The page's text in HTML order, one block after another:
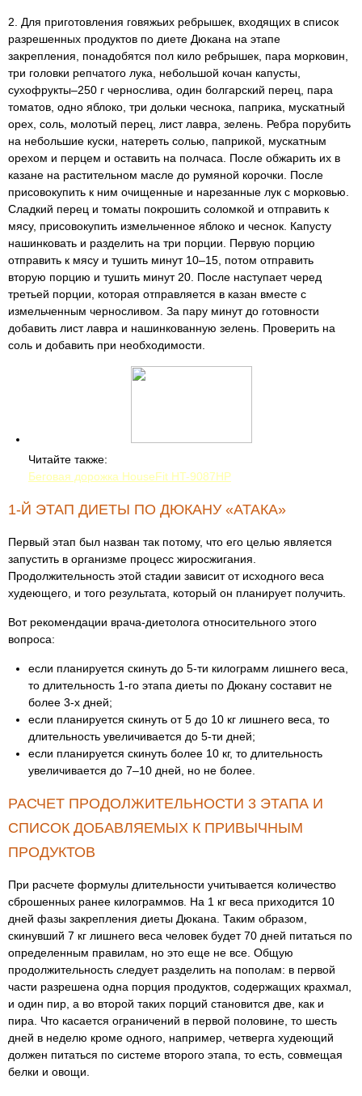
2. Для приготовления говяжьих ребрышек, входящих в список
разрешенных продуктов по диете Дюкана на этапе
закрепления, понадобятся пол кило ребрышек, пара морковин,
три головки репчатого лука, небольшой кочан капусты,
сухофрукты–250 г чернослива, один болгарский перец, пара
томатов, одно яблоко, три дольки чеснока, паприка, мускатный
орех, соль, молотый перец, лист лавра, зелень. Ребра порубить
на небольшие куски, натереть солью, паприкой, мускатным
орехом и перцем и оставить на полчаса. После обжарить их в
казане на растительном масле до румяной корочки. После
присовокупить к ним очищенные и нарезанные лук с морковью.
Сладкий перец и томаты покрошить соломкой и отправить к
мясу, присовокупить измельченное яблоко и чеснок. Капусту
нашинковать и разделить на три порции. Первую порцию
отправить к мясу и тушить минут 10–15, потом отправить
вторую порцию и тушить минут 20. После наступает черед
третьей порции, которая отправляется в казан вместе с
измельченным черносливом. За пару минут до готовности
добавить лист лавра и нашинкованную зелень. Проверить на
соль и добавить при необходимости.
Читайте также:
Беговая дорожка HouseFit HT-9087HP
1-Й ЭТАП ДИЕТЫ ПО ДЮКАНУ «АТАКА»
Первый этап был назван так потому, что его целью является
запустить в организме процесс жиросжигания.
Продолжительность этой стадии зависит от исходного веса
худеющего, и того результата, который он планирует получить.
Вот рекомендации врача-диетолога относительного этого
вопроса:
если планируется скинуть до 5-ти килограмм лишнего веса,
то длительность 1-го этапа диеты по Дюкану составит не
более 3-х дней;
если планируется скинуть от 5 до 10 кг лишнего веса, то
длительность увеличивается до 5-ти дней;
если планируется скинуть более 10 кг, то длительность
увеличивается до 7–10 дней, но не более.
РАСЧЕТ ПРОДОЛЖИТЕЛЬНОСТИ 3 ЭТАПА И
СПИСОК ДОБАВЛЯЕМЫХ К ПРИВЫЧНЫМ
ПРОДУКТОВ
При расчете формулы длительности учитывается количество
сброшенных ранее килограммов. На 1 кг веса приходится 10
дней фазы закрепления диеты Дюкана. Таким образом,
скинувший 7 кг лишнего веса человек будет 70 дней питаться по
определенным правилам, но это еще не все. Общую
продолжительность следует разделить на пополам: в первой
части разрешена одна порция продуктов, содержащих крахмал,
и один пир, а во второй таких порций становится две, как и
пира. Что касается ограничений в первой половине, то шесть
дней в неделю кроме одного, например, четверга худеющий
должен питаться по системе второго этапа, то есть, совмещая
белки и овощи.